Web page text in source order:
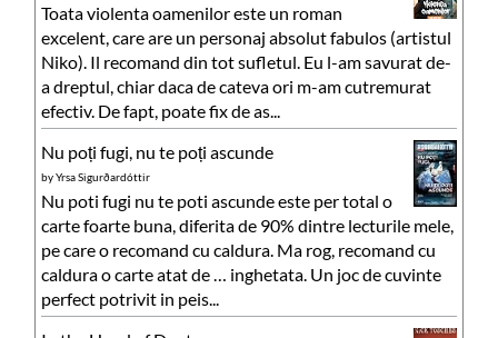
Toata violenta oamenilor este un roman
excelent, care are un personaj absolut fabulos (artistul
Niko). Il recomand din tot sufletul. Eu l-am savurat de-
a dreptul, chiar daca de cateva ori m-am cutremurat
efectiv. De fapt, poate fix de as...
Nu poți fugi, nu te poți ascunde
byYrsa Sigurðardóttir
Nu poti fugi nu te poti ascunde este per total o
carte foarte buna, diferita de 90% dintre lecturile mele,
pe care o recomand cu caldura. Ma rog, recomand cu
caldura o carte atat de … inghetata. Un joc de cuvinte
perfect potrivit in peis...